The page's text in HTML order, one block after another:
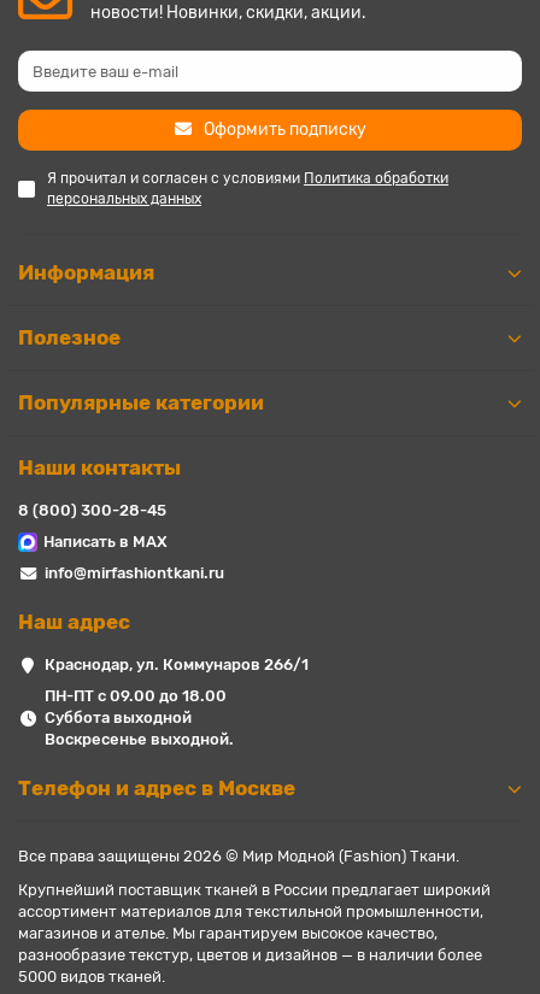
новости! Новинки, скидки, акции.
Оформить подписку
Я прочитал и согласен с условиями Политика обработки
персональных данных
Информация
Полезное
Популярные категории
Наши контакты
8 (800) 300-28-45
Написать в MAX
info@mirfashiontkani.ru
Наш адрес
Краснодар, ул. Коммунаров 266/1
ПН-ПТ с 09.00 до 18.00
Суббота выходной
Воскресенье выходной.
Телефон и адрес в Москве
Все права защищены 2026 © Мир Модной (Fashion) Ткани.
Крупнейший поставщик тканей в России предлагает широкий
ассортимент материалов для текстильной промышленности,
магазинов и ателье. Мы гарантируем высокое качество,
разнообразие текстур, цветов и дизайнов — в наличии более
5000 видов тканей.